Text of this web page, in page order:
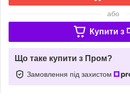
або
Купити з
Що таке купити з Пром?
Замовлення під захистом